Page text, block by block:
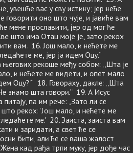
увешће вас у сву истину; јер неће
говорити оно што чује, и јавиће вам
мене прославити, јер од мог ће
што има Отац моје је, зато рекох
вам. 16. Још мало, и нећете ме
ме, јер ја идем Оцу.“
његових рекоше међу собом: „Шта је
и нећете ме видети, и опет мало
Оцу?'“ 18. Говораху, дакле: „Шта
знамо шта говори.“ 19. А Исус
па им рече: „Зато ли се
што рекох: 'Још мало, и нећете ме
ме.' 20. Заиста, заиста вам
и заридати, а свет ће се
бити, али ће се ваша жалост
кад рађа трпи муку, јер дође час